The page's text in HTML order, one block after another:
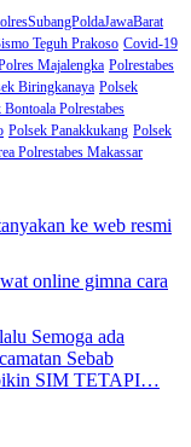
Teguh Prakoso Covid-19
Majalengka Polrestabes
Biringkanaya Polsek
Bontoala Polrestabes
Polsek Panakkukang Polsek
Polrestabes Makassar
ke web resmi
online gimna cara
Semoga ada
Sebab
SIM TETAPI…